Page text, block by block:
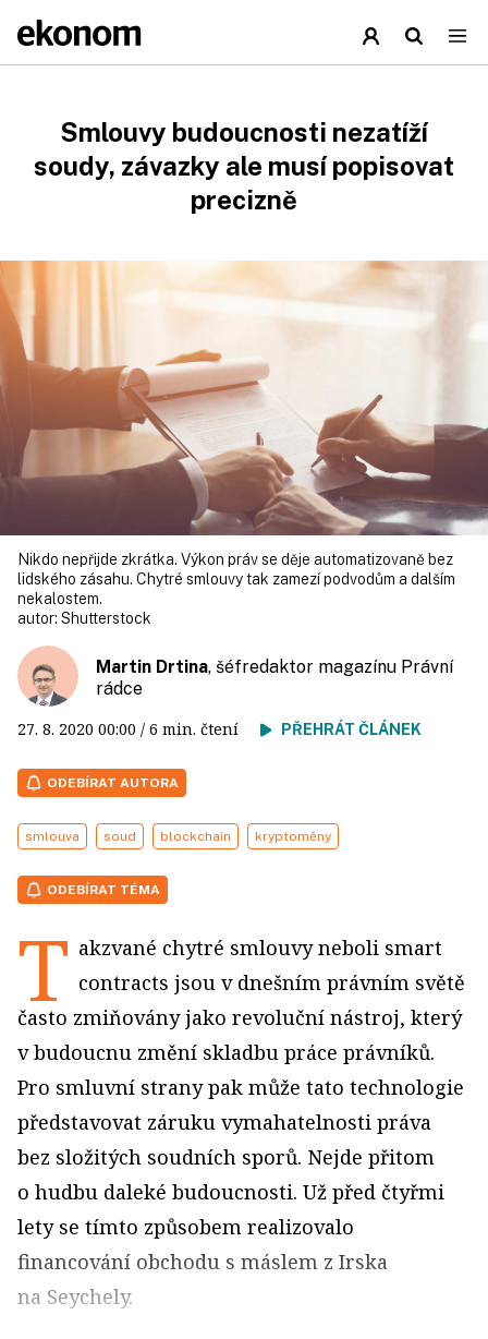
Smlouvy budoucnosti nezatíží
soudy, závazky ale musí popisovat
precizně
Nikdo nepřijde zkrátka. Výkon práv se děje automatizovaně bez
lidského zásahu. Chytré smlouvy tak zamezí podvodům a dalším
nekalostem.
autor: Shutterstock
Martin Drtina, šéfredaktor magazínu Právní
rádce
27. 8. 2020 00:00 / 6 min. čtení PŘEHRÁT ČLÁNEK
ODEBÍRAT AUTORA
smlouva soud blockchain kryptoměny
ODEBÍRAT TÉMA
T akzvané chytré smlouvy neboli smart
contracts jsou v dnešním právním světě
často zmiňovány jako revoluční nástroj, který
v budoucnu změní skladbu práce právníků.
Pro smluvní strany pak může tato technologie
představovat záruku vymahatelnosti práva
bez složitých soudních sporů. Nejde přitom
o hudbu daleké budoucnosti. Už před čtyřmi
lety se tímto způsobem realizovalo
financování obchodu s máslem z Irska
na Seychely.